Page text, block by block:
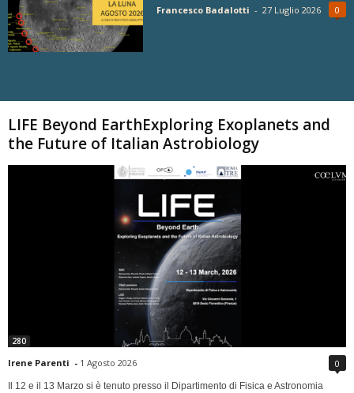
Francesco Badalotti - 27 Luglio 2026 0
LIFE Beyond EarthExploring Exoplanets and
the Future of Italian Astrobiology
280
Irene Parenti - 1 Agosto 2026 0
Il 12 e il 13 Marzo si è tenuto presso il Dipartimento di Fisica e Astronomia